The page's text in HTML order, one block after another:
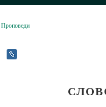
Проповеди